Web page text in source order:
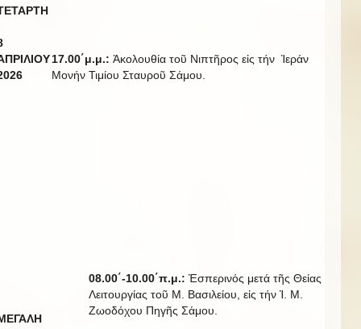
26
17.00΄μ.μ.: Ἀκολουθία τοῦ Νιπτῆρος εἰς τήν Ἱεράν
Μονήν Τιμίου Σταυροῦ Σάμου.
08.00΄-10.00΄π.μ.: Ἑσπερινός μετά τῆς Θείας
Λειτουργίας τοῦ Μ. Βασιλείου, εἰς τήν Ἱ. Μ.
Ζωοδόχου Πηγῆς Σάμου.